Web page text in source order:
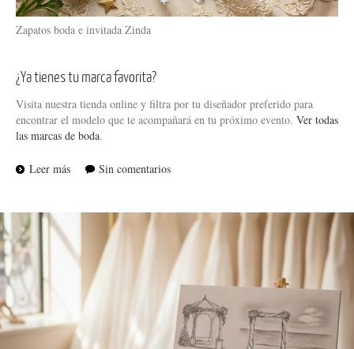
Zapatos boda e invitada Zinda
¿Ya tienes tu marca favorita?
Visita nuestra tienda online y filtra por tu diseñador preferido para
encontrar el modelo que te acompañará en tu próximo evento. Ver todas
las marcas de boda.
Leer más Sin comentarios